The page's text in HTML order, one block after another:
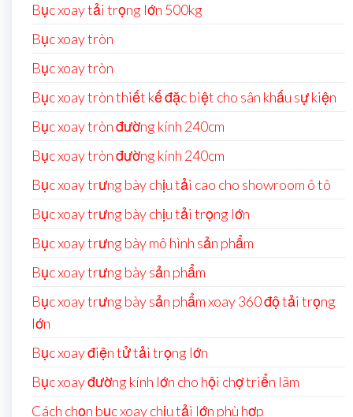
Bục xoay tải trọng lớn 500kg
Bục xoay tròn
Bục xoay tròn
Bục xoay tròn thiết kế đặc biệt cho sân khấu sự kiện
Bục xoay tròn đường kính 240cm
Bục xoay tròn đường kính 240cm
Bục xoay trưng bày chịu tải cao cho showroom ô tô
Bục xoay trưng bày chịu tải trọng lớn
Bục xoay trưng bày mô hình sản phẩm
Bục xoay trưng bày sản phẩm
Bục xoay trưng bày sản phẩm xoay 360 độ tải trọng
lớn
Bục xoay điện tử tải trọng lớn
Bục xoay đường kính lớn cho hội chợ triển lãm
Cách chọn bục xoay chịu tải lớn phù hợp